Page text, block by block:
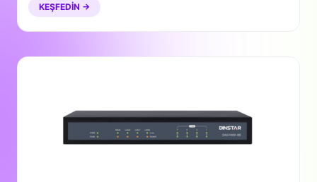
KEŞFEDIN →